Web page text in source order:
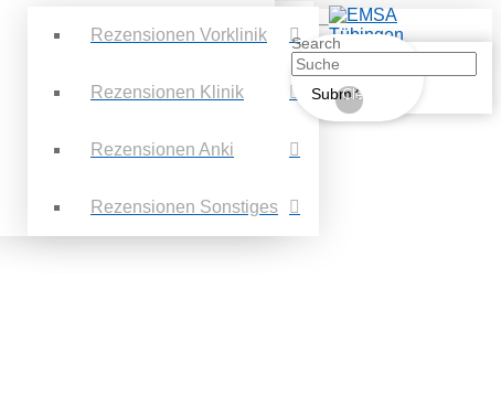
Rezensionen Vorklinik
Rezensionen Klinik
Rezensionen Anki
Rezensionen Sonstiges
Search
Submit
Clear